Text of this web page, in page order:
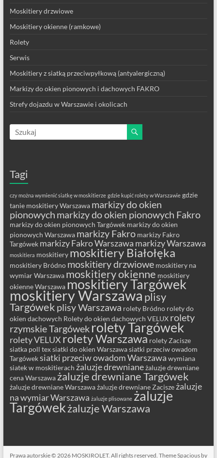
Moskitiery drzwiowe
Moskitiery okienne (ramkowe)
Rolety
Serwis
Moskitiery z siatką przeciwpyłkową (antyalergiczną)
Markizy do okien pionowych i dachowych FAKRO
Strefy dojazdu w Warszawie i okolicach
Tagi
czy można wymienić siatkę w moskitierze gdzie kupić rolety w Warszawie gdzie
tanie moskitiery Warszawa markizy do okien
pionowych markizy do okien pionowych Fakro
markizy do okien pionowych Targówek markizy do okien
pionowych Warszawa markizy Fakro markizy Fakro
Targówek markizy Fakro Warszawa markizy Warszawa
moskitiera moskitiery moskitiery Białołęka
moskitiery Bródno moskitiery drzwiowe moskitiery na
wymiar Warszawa moskitiery okienne moskitiery
okienne Warszawa moskitiery Targówek
moskitiery Warszawa plisy
Targówek plisy Warszawa rolety Bródno rolety do
okien dachowych Rolety do okien dachowych VELUX rolety
rzymskie Targówek rolety Targówek
rolety VELUX rolety Warszawa rolety Zacisze
siatka poll texsiatki do okien Warszawasiatki przeciw owadom
Targóweksiatki przeciw owadom Warszawa wymiana
siatek w moskitierach żaluzje drewnianeżaluzje drewniane
cena Warszawa żaluzje drewniane Targówek
żaluzje drewniane Warszaważaluzje drewniane Zacisze żaluzje
na wymiar Warszawa żaluzje plisowane żaluzje
Targówekżaluzje Warszawa
Prawa autorskie © 2026 MOSKIROLET. All rights reserved. ThemeSpaciousby